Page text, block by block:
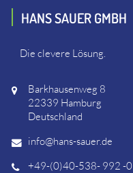
HANS SAUER GMBH
Die clevere Lösung.
Barkhausenweg 8
22339 Hamburg
Deutschland
info@hans-sauer.de
+49-(0)40-538- 992 -0